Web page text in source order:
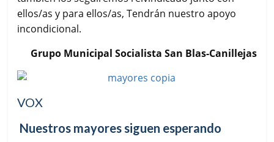
ellos/as y para ellos/as, Tendrán nuestro apoyo
incondicional.
Grupo Municipal Socialista San Blas-Canillejas
VOX
Nuestros mayores siguen esperando